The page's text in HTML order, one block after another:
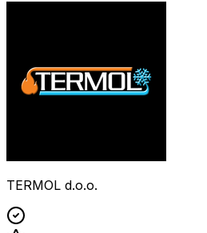
TERMOL d.o.o.